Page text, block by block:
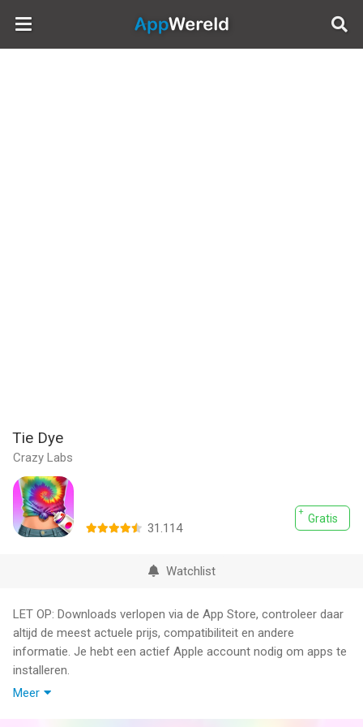
AppWereld
Tie Dye
Crazy Labs
Gratis
31.114
Watchlist
LET OP: Downloads verlopen via de App Store, controleer daar
altijd de meest actuele prijs, compatibiliteit en andere
informatie. Je hebt een actief Apple account nodig om apps te
installeren.
Meer